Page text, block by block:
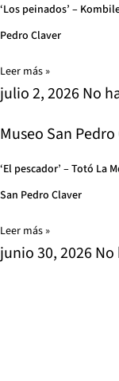
‘Los peinados’ –
Pedro Claver
Leer más »
julio 2, 2026No
Museo San
‘El pescador’ – Totó La
San Pedro Claver
Leer más »
junio 30, 2026